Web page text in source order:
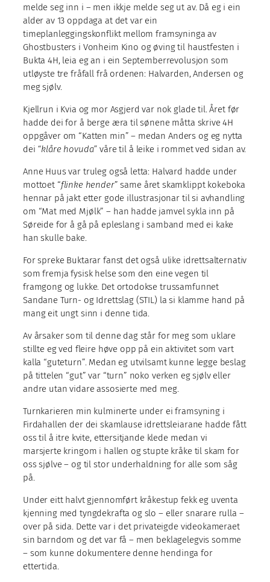
melde seg inn i – men ikkje melde seg ut av. Då eg i ein
alder av 13 oppdaga at det var ein
timeplanleggingskonflikt mellom framsyninga av
Ghostbusters i Vonheim Kino og øving til haustfesten i
Bukta 4H, leia eg an i ein Septemberrevolusjon som
utløyste tre fråfall frå ordenen: Halvarden, Andersen og
meg sjølv.
Kjellrun i Kvia og mor Asgjerd var nok glade til. Året før
hadde dei for å berge æra til sønene måtta skrive 4H
oppgåver om “Katten min” – medan Anders og eg nytta
dei “klåre hovuda” våre til å leike i rommet ved sidan av.
Anne Huus var truleg også letta: Halvard hadde under
mottoet “flinke hender” same året skamklippt kokeboka
hennar på jakt etter gode illustrasjonar til si avhandling
om “Mat med Mjølk” – han hadde jamvel sykla inn på
Søreide for å gå på epleslang i samband med ei kake
han skulle bake.
For spreke Buktarar fanst det også ulike idrettsalternativ
som fremja fysisk helse som den eine vegen til
framgong og lukke. Det ortodokse trussamfunnet
Sandane Turn- og Idrettslag (STIL) la si klamme hand på
mang eit ungt sinn i denne tida.
Av årsaker som til denne dag står for meg som uklare
stillte eg ved fleire høve opp på ein aktivitet som vart
kalla “guteturn”. Medan eg utvilsamt kunne legge beslag
på tittelen “gut” var “turn” noko verken eg sjølv eller
andre utan vidare assosierte med meg.
Turnkarieren min kulminerte under ei framsyning i
Firdahallen der dei skamlause idrettsleiarane hadde fått
oss til å itre kvite, ettersitjande klede medan vi
marsjerte kringom i hallen og stupte kråke til skam for
oss sjølve – og til stor underhaldning for alle som såg
på.
Under eitt halvt gjennomført kråkestup fekk eg uventa
kjenning med tyngdekrafta og slo – eller snarare rulla –
over på sida. Dette var i det privateigde videokameraet
sin barndom og det var få – men beklagelegvis somme
– som kunne dokumentere denne hendinga for
ettertida.